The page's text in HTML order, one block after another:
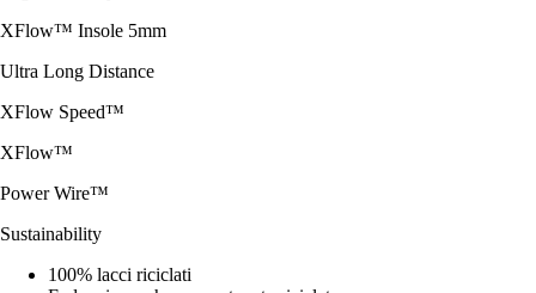
XFlow™ Insole 5mm
Ultra Long Distance
XFlow Speed™
XFlow™
Power Wire™
Sustainability
100% lacci riciclati